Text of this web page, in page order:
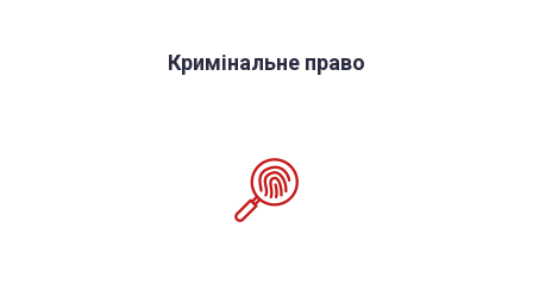
Кримінальне право